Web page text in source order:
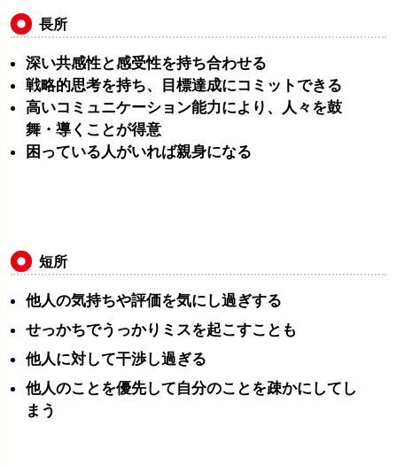
長所
深い共感性と感受性を持ち合わせる
戦略的思考を持ち、目標達成にコミットできる
高いコミュニケーション能力により、人々を鼓
舞・導くことが得意
困っている人がいれば親身になる
短所
他人の気持ちや評価を気にし過ぎする
せっかちでうっかりミスを起こすことも
他人に対して干渉し過ぎる
他人のことを優先して自分のことを疎かにしてし
まう